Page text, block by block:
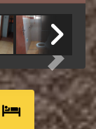
Next